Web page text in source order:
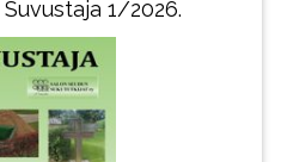
1/2026.